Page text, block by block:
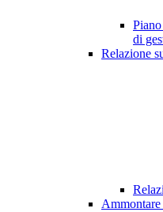
di
Relazione